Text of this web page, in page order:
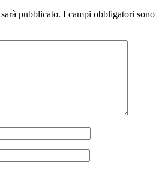
pubblicato. I campi obbligatori sono